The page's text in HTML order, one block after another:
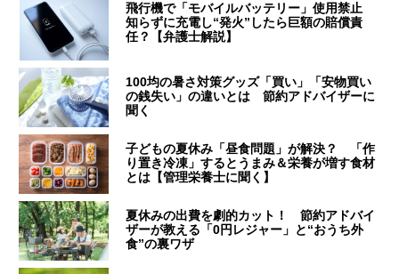
飛行機で「モバイルバッテリー」使用禁止
知らずに充電し“発火”したら巨額の賠償責
任？【弁護士解説】
100均の暑さ対策グッズ「買い」「安物買い
の銭失い」の違いとは 節約アドバイザーに
聞く
子どもの夏休み「昼食問題」が解決？ 「作
り置き冷凍」するとうまみ＆栄養が増す食材
とは【管理栄養士に聞く】
夏休みの出費を劇的カット！ 節約アドバイ
ザーが教える「0円レジャー」と“おうち外
食”の裏ワザ